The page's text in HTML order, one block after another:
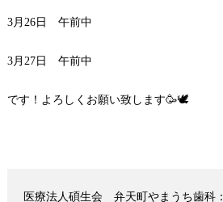
3月26日 午前中
3月27日 午前中
です！よろしくお願い致します🥳🕊️
医療法人碩生会 弁天町やまうち歯科：